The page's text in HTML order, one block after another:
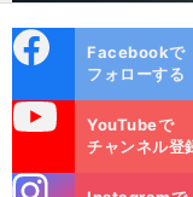
ok
Facebookで
フォローする
YouTubeで
チャンネル登